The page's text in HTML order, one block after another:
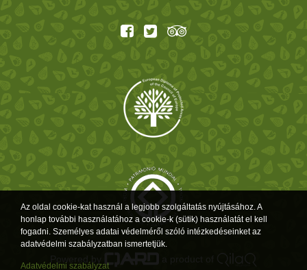
Az oldal cookie-kat használ a legjobb szolgáltatás nyújtásához. A
honlap további használatához a cookie-k (sütik) használatát el kell
fogadni. Személyes adatai védelméről szóló intézkedéseinket az
adatvédelmi szabályzatban ismertetjük.
Adatvédelmi szabályzat